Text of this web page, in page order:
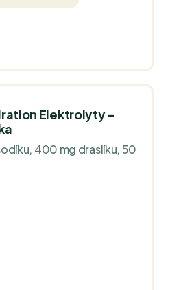
Elektrolyty -
400 mg draslíku, 50